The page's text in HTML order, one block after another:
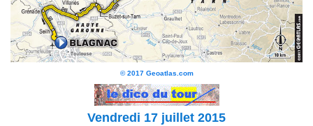
© 2017 Geoatlas.com
Vendredi 17 juillet 2015